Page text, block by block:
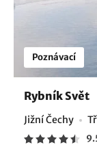
Poznávací
Rybník Svět
Jižní Čechy